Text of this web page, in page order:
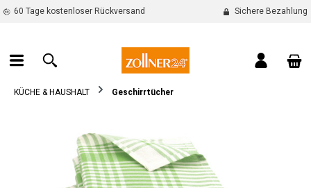
springen
60 Tage kostenloser Rückversand Sichere Bezahlung
KÜCHE & HAUSHALT Geschirrtücher
Bildergalerie überspringen